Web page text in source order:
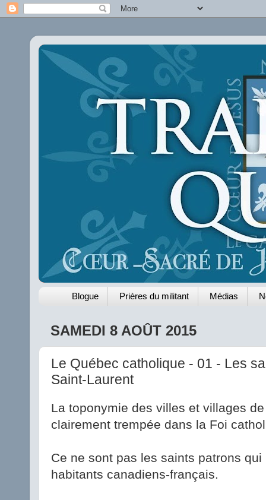
Blogue Prières du militant Médias
SAMEDI 8 AOÛT 2015
Le Québec catholique - 01 - Les
Saint-Laurent
La toponymie des villes et villages
clairement trempée dans la Foi
Ce ne sont pas les saints patrons
habitants canadiens-français.